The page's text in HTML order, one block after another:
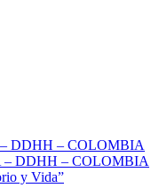
DDHH – COLOMBIA
DDHH – COLOMBIA
y Vida”